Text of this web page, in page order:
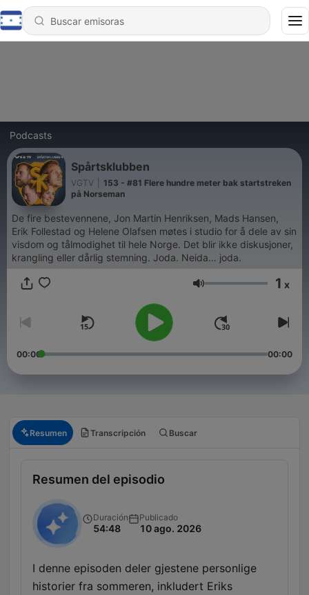
Podcasts
Spårtsklubben
VGTV
153 - #81 Flere hundre meter bak startstreken
på Norseman
De fire bestevennene, Jon Martin Henriksen, Mads Hansen,
Erik Follestad og Helene Olafsen møtes i studio for å dele av sin
visdom og tålmodighet til hele Norge. Det blir ikke diskusjoner,
krangling eller dårlig stemning. Joda. Neida… joda.
Volumen 1 x
00:00 00:00
Resumen Transcripción Buscar
Resumen del episodio
Duración
54:48
Publicado
10 ago. 2026
I denne episoden deler gjestene personlige
historier fra sommeren, inkludert Eriks